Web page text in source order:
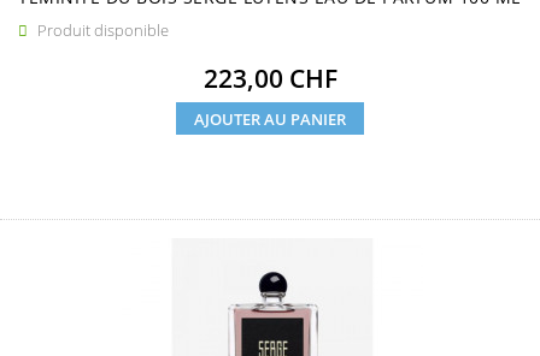
 Produit disponible
Prix
223,00 CHF
AJOUTER AU PANIER